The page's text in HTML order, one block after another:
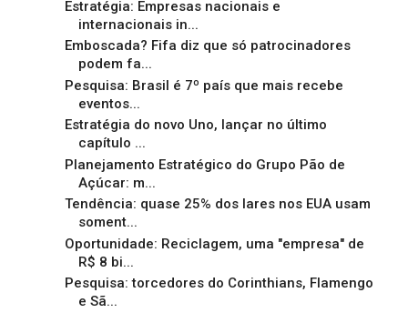
Estratégia: Empresas nacionais e
internacionais in...
Emboscada? Fifa diz que só patrocinadores
podem fa...
Pesquisa: Brasil é 7º país que mais recebe
eventos...
Estratégia do novo Uno, lançar no último
capítulo ...
Planejamento Estratégico do Grupo Pão de
Açúcar: m...
Tendência: quase 25% dos lares nos EUA usam
soment...
Oportunidade: Reciclagem, uma "empresa" de
R$ 8 bi...
Pesquisa: torcedores do Corinthians, Flamengo
e Sã...